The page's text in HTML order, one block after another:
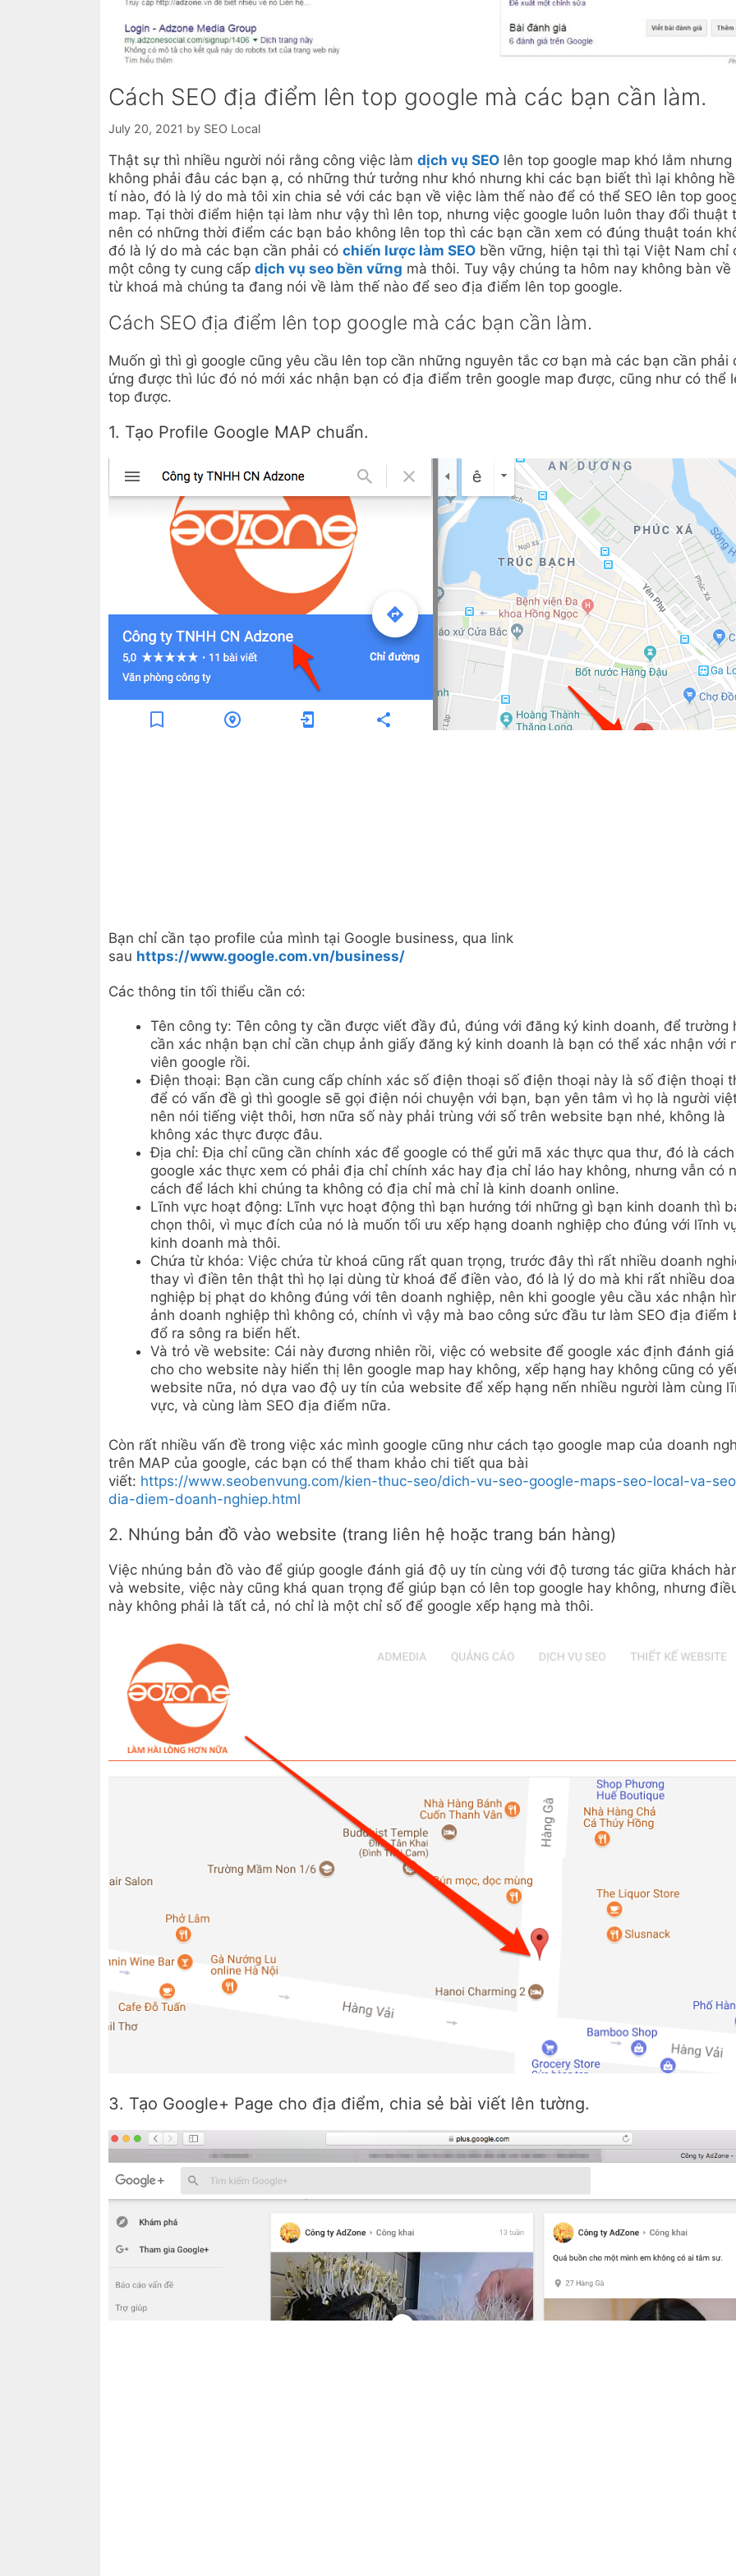
Cách SEO địa điểm lên top google mà các bạn cần làm.
July 20, 2021 by SEO Local
Thật sự thì nhiều người nói rằng công việc làm dịch vụ SEO lên top google map khó lắm nhưng
không phải đâu các bạn ạ, có những thứ tưởng như khó nhưng khi các bạn biết thì lại không
tí nào, đó là lý do mà tôi xin chia sẻ với các bạn về việc làm thế nào để có thể SEO lên top
map. Tại thời điểm hiện tại làm như vậy thì lên top, nhưng việc google luôn luôn thay đổi thuật
nên có những thời điểm các bạn bảo không lên top thì các bạn cần xem có đúng thuật toán
đó là lý do mà các bạn cần phải có chiến lược làm SEO bền vững, hiện tại thì tại Việt Nam chỉ
một công ty cung cấp dịch vụ seo bền vững mà thôi. Tuy vậy chúng ta hôm nay không bàn về
từ khoá mà chúng ta đang nói về làm thế nào để seo địa điểm lên top google.
Cách SEO địa điểm lên top google mà các bạn cần làm.
Muốn gì thì gì google cũng yêu cầu lên top cần những nguyên tắc cơ bạn mà các bạn cần phải
ứng được thì lúc đó nó mới xác nhận bạn có địa điểm trên google map được, cũng như có thể
top được.
1. Tạo Profile Google MAP chuẩn.
Bạn chỉ cần tạo profile của mình tại Google business, qua link
sau https://www.google.com.vn/business/
Các thông tin tối thiểu cần có:
Tên công ty: Tên công ty cần được viết đầy đủ, đúng với đăng ký kinh doanh, để trường
cần xác nhận bạn chỉ cần chụp ảnh giấy đăng ký kinh doanh là bạn có thể xác nhận với
viên google rồi.
Điện thoại: Bạn cần cung cấp chính xác số điện thoại số điện thoại này là số điện thoại
để có vấn đề gì thì google sẽ gọi điện nói chuyện với bạn, bạn yên tâm vì họ là người
nên nói tiếng việt thôi, hơn nữa số này phải trùng với số trên website bạn nhé, không là
không xác thực được đâu.
Địa chỉ: Địa chỉ cũng cần chính xác để google có thể gửi mã xác thực qua thư, đó là cách
google xác thực xem có phải địa chỉ chính xác hay địa chỉ láo hay không, nhưng vẫn có
cách để lách khi chúng ta không có địa chỉ mà chỉ là kinh doanh online.
Lĩnh vực hoạt động: Lĩnh vực hoạt động thì bạn hướng tới những gì bạn kinh doanh thì
chọn thôi, vì mục đích của nó là muốn tối ưu xếp hạng doanh nghiệp cho đúng với lĩnh
kinh doanh mà thôi.
Chứa từ khóa: Việc chứa từ khoá cũng rất quan trọng, trước đây thì rất nhiều doanh
thay vì điền tên thật thì họ lại dùng từ khoá để điền vào, đó là lý do mà khi rất nhiều
nghiệp bị phạt do không đúng với tên doanh nghiệp, nên khi google yêu cầu xác nhận
ảnh doanh nghiệp thì không có, chính vì vậy mà bao công sức đầu tư làm SEO địa điểm
đổ ra sông ra biển hết.
Và trỏ về website: Cái này đương nhiên rồi, việc có website để google xác định đánh
cho cho website này hiển thị lên google map hay không, xếp hạng hay không cũng có
website nữa, nó dựa vao độ uy tín của website để xếp hạng nến nhiều người làm cùng
vực, và cùng làm SEO địa điểm nữa.
Còn rất nhiều vấn đề trong việc xác mình google cũng như cách tạo google map của doanh
trên MAP của google, các bạn có thể tham khảo chi tiết qua bài
viết: https://www.seobenvung.com/kien-thuc-seo/dich-vu-seo-google-maps-seo-local-va-
dia-diem-doanh-nghiep.html
2. Nhúng bản đồ vào website (trang liên hệ hoặc trang bán hàng)
Việc nhúng bản đồ vào để giúp google đánh giá độ uy tín cùng với độ tương tác giữa khách
và website, việc này cũng khá quan trọng để giúp bạn có lên top google hay không, nhưng
này không phải là tất cả, nó chỉ là một chỉ số để google xếp hạng mà thôi.
3. Tạo Google+ Page cho địa điểm, chia sẻ bài viết lên tường.